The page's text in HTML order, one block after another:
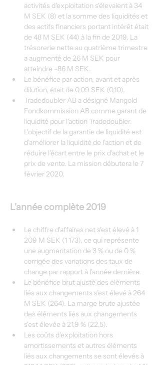
activités d'exploitation s'élevaient à 34
M SEK (8) et la somme des liquidités et
des actifs financiers portant intérêt était
de 48 M SEK (44) à la fin de 2019. La
trésorerie nette au quatrième trimestre
a augmenté de 26 M SEK pour
atteindre -86 M SEK.
Le bénéfice par action, avant et après
dilution, était de 0,09 SEK (0,10).
Tradedoubler AB a désigné Mangold
Fondkommission AB comme garant de
liquidité pour l'action Tradedoubler.
L'objectif de la garantie de liquidité est
d'améliorer la liquidité de l'action et de
réduire l'écart entre le prix d'achat et le
prix de vente. La mission débutera le 7
février 2020.
L'année complète 2019
Le chiffre d'affaires net s'est élevé à 1
209 M SEK (1 173), ce qui représente
une augmentation de 3 % ou de 0 %
corrigée des variations des taux de
change par rapport à l'année dernière.
Le bénéfice brut ajusté des éléments
liés aux changements s'est élevé à 264
M SEK (264). La marge brute ajustée
des éléments liés aux changements
s'est élevée à 21,9 % (22,5).
Les coûts d'exploitation hors
amortissements et autres éléments
liés aux changements se sont élevés à